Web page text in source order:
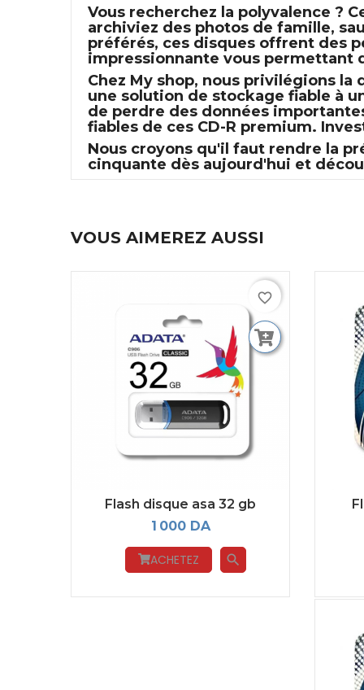
Vous recherchez la polyvalence ?
archiviez des photos de famille,
préférés, ces disques offrent des
impressionnante vous permettant
Chez My shop, nous privilégions
une solution de stockage fiable à
de perdre des données
fiables de ces CD-R premium.
Nous croyons qu'il faut rendre la
cinquante dès aujourd'hui et
VOUS AIMEREZ AUSSI
Flash disque asa 32 gb
1 000 DA
ACHETEZ search
favorite_border